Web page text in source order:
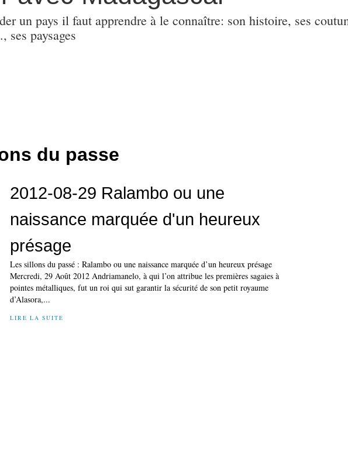
un pays il faut apprendre à le connaître: son histoire, ses
ses paysages
du passe
2012-08-29 Ralambo ou une
naissance marquée d'un heureux
présage
Les sillons du passé : Ralambo ou une naissance marquée d’un heureux présage
Mercredi, 29 Août 2012 Andriamanelo, à qui l’on attribue les premières sagaies à
pointes métalliques, fut un roi qui sut garantir la sécurité de son petit royaume
d’Alasora,...
LIRE LA SUITE